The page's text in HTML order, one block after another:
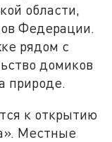
области,
Федерации.
рядом с
домиков
природе.
к открытию
Местные